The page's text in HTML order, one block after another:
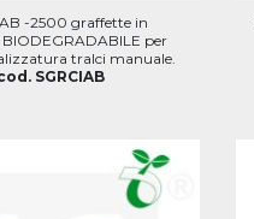
-2500 graffette in
per
tralci manuale.
SGRCIAB